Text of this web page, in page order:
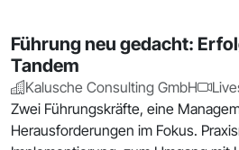
Führung neu gedacht:
Tandem
Kalusche Consulting GmbH
Zwei Führungskräfte, eine
Herausforderungen im Fokus.